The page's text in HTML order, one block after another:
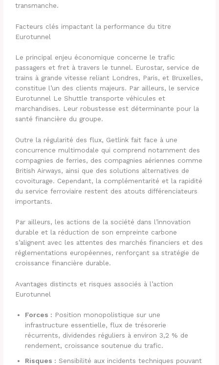
transmanche.
Facteurs clés impactant la performance du titre
Eurotunnel
Le principal enjeu économique concerne le trafic
passagers et fret à travers le tunnel. Eurostar, service de
trains à grande vitesse reliant Londres, Paris, et Bruxelles,
constitue l’un des clients majeurs. Par ailleurs, le service
Eurotunnel Le Shuttle transporte véhicules et
marchandises. Leur robustesse est déterminante pour la
santé financière du groupe.
Outre la régularité des flux, Getlink fait face à une
concurrence multimodale qui comprend notamment des
compagnies de ferries, des compagnies aériennes comme
British Airways, ainsi que des solutions alternatives de
covoiturage. Cependant, la complémentarité et la rapidité
du service ferroviaire restent des atouts différenciateurs
importants.
Par ailleurs, les actions de la société dans l’innovation
durable et la réduction de son empreinte carbone
s’alignent avec les attentes des marchés financiers et des
réglementations européennes, renforçant sa stratégie de
croissance financière durable.
Avantages distincts et risques associés à l’action
Eurotunnel
Forces : Position monopolistique sur une
infrastructure essentielle, flux de trésorerie
récurrents, dividendes réguliers à environ 3,2 % de
rendement, croissance soutenue du trafic.
Risques : Sensibilité aux incidents techniques pouvant